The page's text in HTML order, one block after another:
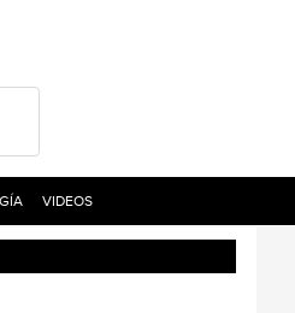
VIDEOS